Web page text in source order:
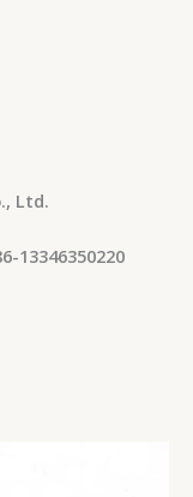
Ltd.
13346350220